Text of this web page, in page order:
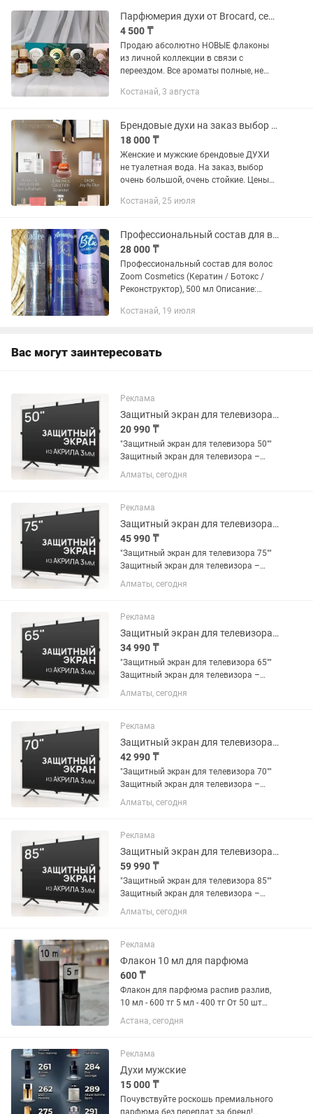
отправлю фото и подробности.
Парфюмерия духи от Brocard, серия Русская коллекция
4 500 ₸
Продаю абсолютно НОВЫЕ флаконы
из личной коллекции в связи с
переездом. Все ароматы полные, не
оригинальных коробках в темном
ниже...
Костанай, 3 августа
Брендовые духи на заказ выбор очень большой.
18 000 ₸
Женские и мужские брендовые ДУХИ
не туалетная вода. На заказ, выбор
очень большой, очень стойкие. Цены
Честно скажу сама пользуюсь только
Костанай, 25 июля
Профессиональный состав для волос Zoom Cosmetics (Кератин / Ботокс 500мл
28 000 ₸
Профессиональный состав для волос
Zoom Cosmetics (Кератин / Ботокс /
Реконструктор), 500 мл Описание:
высокотехнологичных составов от
Костанай, 19 июля
Вас могут заинтересовать
Реклама
Защитный экран для телевизора 50 [акрил, 1134x660мм, 12 месяцев]
20 990 ₸
"Защитный экран для телевизора 50""
Защитный экран для телевизора –
прозрачный экран из ударопрочного
акрила защитит Ваш телевизор от
животных. Идеален для...
Алматы, сегодня
Реклама
Защитный экран для телевизора 75 [акрил, 1694x982мм, 12 месяцев]
45 990 ₸
"Защитный экран для телевизора 75""
Защитный экран для телевизора –
прозрачный экран из ударопрочного
акрила защитит Ваш телевизор от
животных. Идеален для...
Алматы, сегодня
Реклама
Защитный экран для телевизора 65 [акрил, 1468x850мм, 12 месяцев]
34 990 ₸
"Защитный экран для телевизора 65""
Защитный экран для телевизора –
прозрачный экран из ударопрочного
акрила защитит Ваш телевизор от
животных. Идеален для...
Алматы, сегодня
Реклама
Защитный экран для телевизора 70 [акрил, 1584x908мм, Казахстан]
42 990 ₸
"Защитный экран для телевизора 70""
Защитный экран для телевизора –
прозрачный экран из ударопрочного
акрила защитит Ваш телевизор от
животных. Идеален для...
Алматы, сегодня
Реклама
Защитный экран для телевизора 85 [акрил, 1912x1104мм, 12 месяцев]
59 990 ₸
"Защитный экран для телевизора 85""
Защитный экран для телевизора –
прозрачный экран из ударопрочного
акрила защитит Ваш телевизор от
животных. Идеален для...
Алматы, сегодня
Реклама
Флакон 10 мл для парфюма
600 ₸
Флакон для парфюма распив разлив,
10 мл - 600 тг 5 мл - 400 тг От 50 шт
скидка-10% скидка
Астана, сегодня
Реклама
Духи мужские
15 000 ₸
Почувствуйте роскошь премиального
парфюма без переплат за бренд!